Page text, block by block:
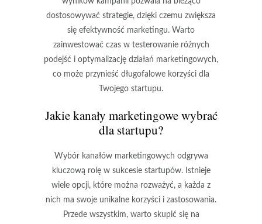
dostosowywać strategie, dzięki czemu zwiększa
się efektywność marketingu. Warto
zainwestować czas w testerowanie różnych
podejść i optymalizację działań marketingowych,
co może przynieść długofalowe korzyści dla
Twojego startupu.
Jakie kanały marketingowe wybrać
dla startupu?
Wybór kanałów marketingowych odgrywa
kluczową rolę w sukcesie startupów. Istnieje
wiele opcji, które można rozważyć, a każda z
nich ma swoje unikalne korzyści i zastosowania.
Przede wszystkim, warto skupić się na